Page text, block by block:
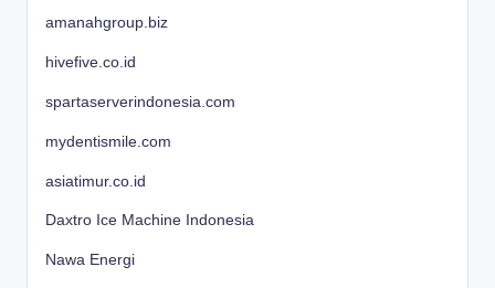
amanahgroup.biz
hivefive.co.id
spartaserverindonesia.com
mydentismile.com
asiatimur.co.id
Daxtro Ice Machine Indonesia
Nawa Energi